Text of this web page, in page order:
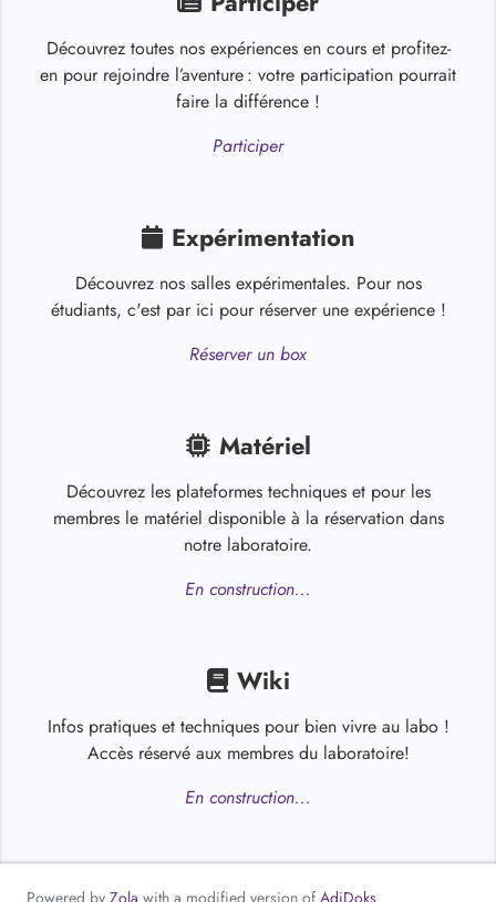
Découvrez toutes nos expériences en cours et profitez-
en pour rejoindre l’aventure : votre participation pourrait
faire la différence !
Participer
Expérimentation
Découvrez nos salles expérimentales. Pour nos
étudiants, c'est par ici pour réserver une expérience !
Réserver un box
Matériel
Découvrez les plateformes techniques et pour les
membres le matériel disponible à la réservation dans
notre laboratoire.
En construction...
Wiki
Infos pratiques et techniques pour bien vivre au labo !
Accès réservé aux membres du laboratoire!
En construction...
Powered by Zola with a modified version of AdiDoks